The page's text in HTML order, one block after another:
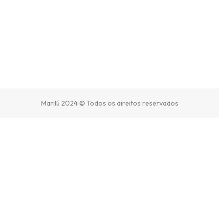
Marilú 2024 © Todos os direitos reservados